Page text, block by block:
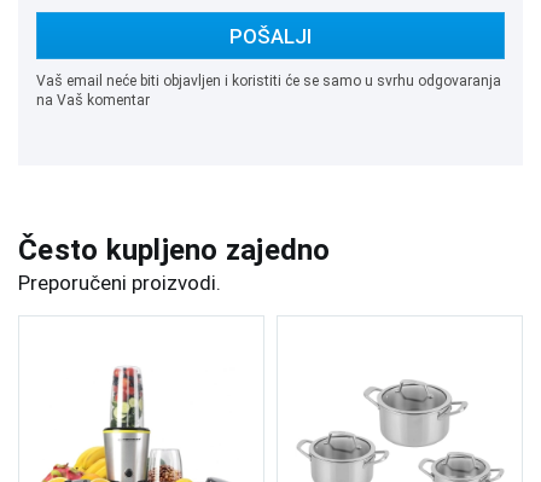
POŠALJI
Vaš email neće biti objavljen i koristiti će se samo u svrhu odgovaranja
na Vaš komentar
Često kupljeno zajedno
Preporučeni proizvodi.